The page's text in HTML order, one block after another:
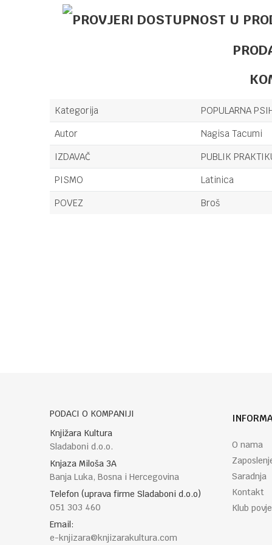
Kategorija
POPULARNA
Autor
Nagisa Tacumi
IZDAVAČ
PUBLIK
PISMO
Latinica
POVEZ
Broš
PODACI O KOMPANIJI
Knjižara Kultura
Sladaboni d.o.o.
Knjaza Miloša 3A
Banja Luka, Bosna i Hercegovina
Telefon (uprava firme Sladaboni d.o.o)
051 303 460
Email:
e-knjizara@knjizarakultura.com
O nama
Saradnja
Kontakt
Klub